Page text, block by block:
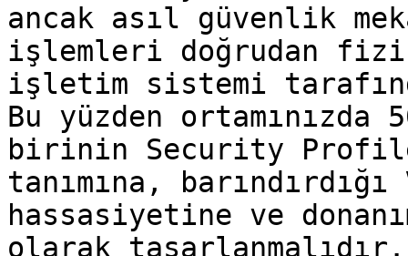
ancak asıl güvenlik
işlemleri doğrudan
işletim sistemi
Bu yüzden
birinin Security
tanımına,
hassasiyetine ve